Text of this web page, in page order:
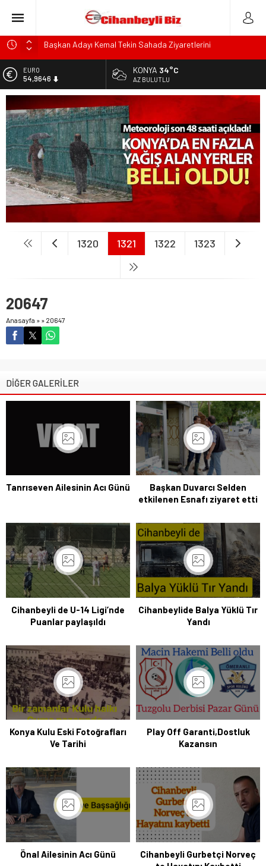
Başkan Adayı Kemal Tekin Sahada Ziyaretlerini
Yoğunlaştırdı
Konyalı Çiftci Feci şekilde Can Verdi
Konya’da araçta oksijen tüpünün patlaması sonucu hayatını
kaybeden biri bebek 2 kişi ile yaralanan 2 kişinin kimlikleri
belli oldu!
KULU’DA HAFİF TİCARİ ARAÇ TAKLA ATTI: 2’Sİ ÇOCUK, 3
YARALI
Trafik Kazasinda Yaralanmıştı, Tedavi gördüğü Hastanede
Hayatını Kaybetti
EURO
54,9646
6.488,95
BİST
13.798,82
DOLAR
47,5939
KONYA 34°C
AZ BULUTLU
1320 1321 1322 1323
20647
Anasayfa » » 20647
DİĞER GALERİLER
Tanrıseven Ailesinin Acı Günü
Başkan Duvarcı Selden
etkilenen Esnafı ziyaret etti
Cihanbeyli de U-14 Ligi’nde
Puanlar paylaşıldı
Cihanbeylide Balya Yüklü Tır
Yandı
Konya Kulu Eski Fotoğrafları
Ve Tarihi
Play Off Garanti,Dostluk
Kazansın
Önal Ailesinin Acı Günü
Cihanbeyli Gurbetçi Norveç